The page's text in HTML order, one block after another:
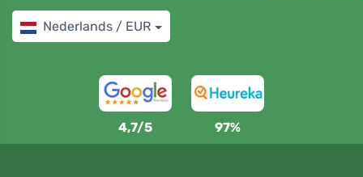
Nederlands / EUR
4,7/5 97%